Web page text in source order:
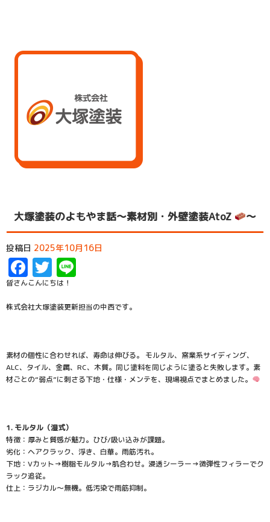
大塚塗装のよもやま話～素材別・外壁塗装AtoZ ～
投稿日 2025年10月16日
Facebook
Twitter
皆さんこんにちは！
株式会社大塚塗装更新担当の中西です。
素材の個性に合わせれば、寿命は伸びる。 モルタル、窯業系サイディング、
ALC、タイル、金属、RC、木質。同じ塗料を同じように塗ると失敗します。素
材ごとの“弱点”に刺さる下地・仕様・メンテを、現場視点でまとめました。
1. モルタル（湿式）
特徴：厚みと質感が魅力。ひび/吸い込みが課題。
劣化：ヘアクラック、浮き、白華。雨筋汚れ。
下地：Vカット→樹脂モルタル→肌合わせ。浸透シーラー→微弾性フィラーでク
ラック追従。
仕上：ラジカル〜無機。低汚染で雨筋抑制。